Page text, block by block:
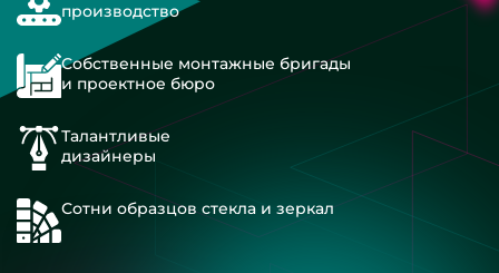
производство
Собственные монтажные бригады
и проектное бюро
Талантливые
дизайнеры
Сотни образцов стекла и зеркал